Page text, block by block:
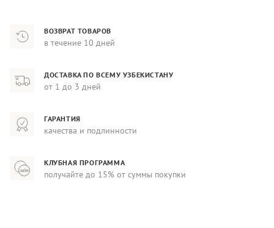
ВОЗВРАТ ТОВАРОВ
в течение 10 дней
ДОСТАВКА ПО ВСЕМУ УЗБЕКИСТАНУ
от 1 до 3 дней
ГАРАНТИЯ
качества и подлинности
КЛУБНАЯ ПРОГРАММА
получайте до 15% от суммы покупки